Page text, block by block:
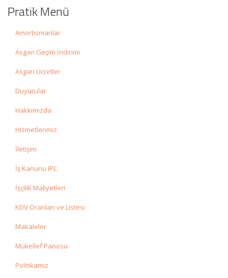
Pratik Menü
Amortismanlar
Asgari Geçim İndirimi
Asgari Ücretler
Duyurular
Hakkımızda
Hizmetlerimiz
İletişim
İş Kanunu IPC
İşçilik Maliyetleri
KDV Oranları ve Listesi
Makaleler
Mükellef Panosu
Politikamız